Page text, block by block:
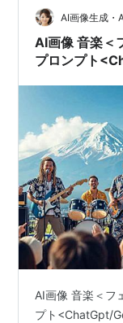
AI画像生成・
AI画像 音楽＜
プロンプト
AI画像 音楽＜フ
プト<ChatGpt/